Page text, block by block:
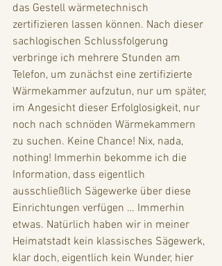
das Gestell wärmetechnisch
zertifizieren lassen können. Nach dieser
sachlogischen Schlussfolgerung
verbringe ich mehrere Stunden am
Telefon, um zunächst eine zertifizierte
Wärmekammer aufzutun, nur um später,
im Angesicht dieser Erfolglosigkeit, nur
noch nach schnöden Wärmekammern
zu suchen. Keine Chance! Nix, nada,
nothing! Immerhin bekomme ich die
Information, dass eigentlich
ausschließlich Sägewerke über diese
Einrichtungen verfügen … Immerhin
etwas. Natürlich haben wir in meiner
Heimatstadt kein klassisches Sägewerk,
klar doch, eigentlich kein Wunder, hier